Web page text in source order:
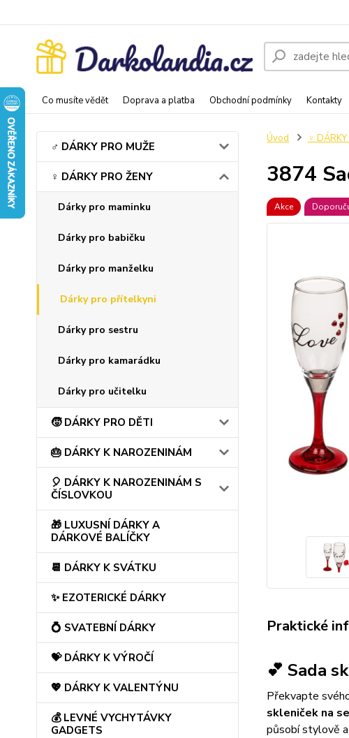
Co musíte vědět Doprava a platba Obchodní podmínky Kontakty
♂️ DÁRKY PRO MUŽE
♀️ DÁRKY PRO ŽENY
Dárky pro maminku
Dárky pro babičku
Dárky pro manželku
Dárky pro přítelkyni
Dárky pro sestru
Dárky pro kamarádku
Dárky pro učitelku
🧒 DÁRKY PRO DĚTI
🎂 DÁRKY K NAROZENINÁM
🎈 DÁRKY K NAROZENINÁM S
ČÍSLOVKOU
🎁 LUXUSNÍ DÁRKY A
DÁRKOVÉ BALÍČKY
📆 DÁRKY K SVÁTKU
✨ EZOTERICKÉ DÁRKY
💍 SVATEBNÍ DÁRKY
💝 DÁRKY K VÝROČÍ
💖 DÁRKY K VALENTÝNU
💰 LEVNÉ VYCHYTÁVKY
GADGETS
Úvod ♀️ DÁRKY
3874
Akce
Praktické
💕 Sada
Překvapte
skleniček na
působí stylově